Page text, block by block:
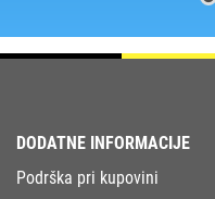
DODATNE INFORMACIJE
Podrška pri kupovini